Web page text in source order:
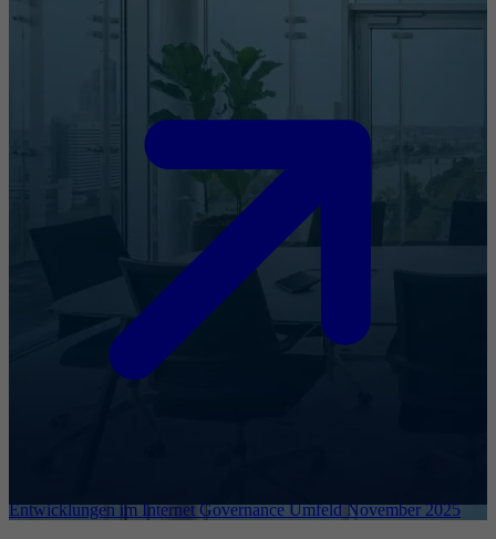
Entwicklungen im Internet Governance Umfeld November 2025